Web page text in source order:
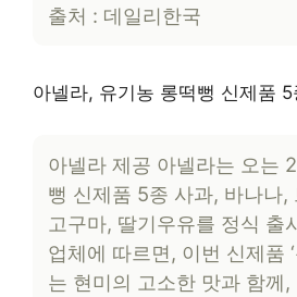
출처 : 데일리한국
아넬라, 유기농 롱떡뻥 신제품 5
아넬라 제공 아넬라는 오는
뻥 신제품 5종 사과, 바나나,
고구마, 딸기우유를 정식 출
업체에 따르면, 이번 신제품
는 현미의 고소한 맛과 함께,